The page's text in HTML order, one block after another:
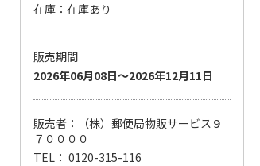
在庫：在庫あり
販売期間
2026年06月08日～2026年12月11日
販売者：（株）郵便局物販サービス９
７００００
TEL： 0120-315-116